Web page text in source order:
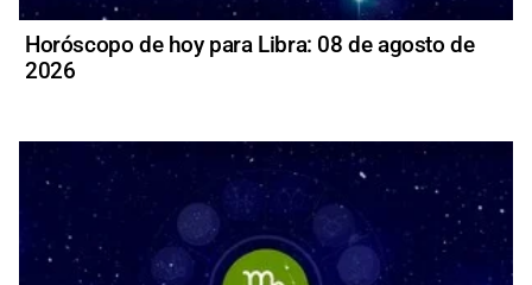
Horóscopo de hoy para Libra: 08 de agosto de
2026